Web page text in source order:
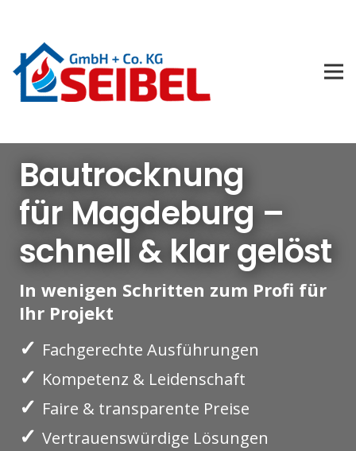
Bautrocknung
für Magdeburg –
schnell & klar gelöst
In wenigen Schritten zum Profi für
Ihr Projekt
✓ Fachgerechte Ausführungen
✓ Kompetenz & Leidenschaft
✓ Faire & transparente Preise
✓ Vertrauenswürdige Lösungen